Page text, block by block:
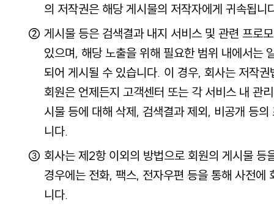
의 저작권은 해당 게시물의 저작자에게 귀속됩니
게시물 등은 검색결과 내지 서비스 및 관련 프로
있으며, 해당 노출을 위해 필요한 범위 내에서는
되어 게시될 수 있습니다. 이 경우, 회사는 저작
회원은 언제든지 고객센터 또는 각 서비스 내 관
시물 등에 대해 삭제, 검색결과 제외, 비공개 등
니다.
회사는 제2항 이외의 방법으로 회원의 게시물 등
경우에는 전화, 팩스, 전자우편 등을 통해 사전에
니다.